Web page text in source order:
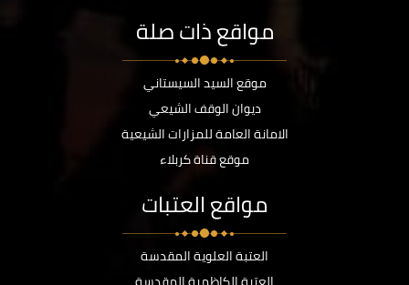
مواقع ذات صلة
موقع السيد السيستاني
ديوان الوقف الشيعي
الامانة العامة للمزارات الشيعية
موقع قناة كربلاء
مواقع العتبات
العتبة العلوية المقدسة